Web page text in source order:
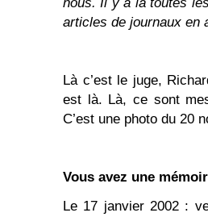
articles de journaux en
Là c’est le juge,
est là. Là, ce sont
C’est une photo du 20
Vous avez une
Le 17 janvier 2002 :